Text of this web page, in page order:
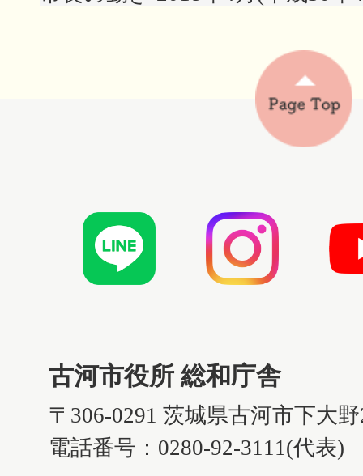
古河市役所 総和庁舎
〒306-0291 茨城県古河市下大
電話番号：0280-92-3111(代表)